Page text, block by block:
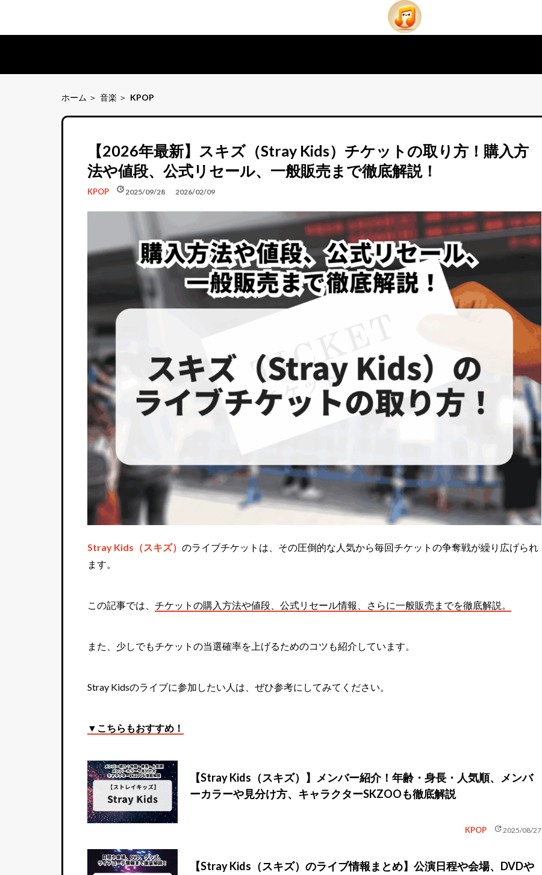
ホーム 音楽 KPOP
【2026年最新】スキズ（Stray Kids）チケットの取り方！購入方
法や値段、公式リセール、一般販売まで徹底解説！
KPOP schedule2025/09/28
update 2026/02/09
Stray Kids（スキズ） のライブチケットは、その圧倒的な人気から毎回チケットの争奪戦が繰り広げられ
ます。
この記事では、 チケットの購入方法や値段、公式リセール情報、さらに一般販売までを徹底解説。
また、少しでもチケットの当選確率を上げるためのコツも紹介しています。
Stray Kidsのライブに参加したい人は、ぜひ参考にしてみてください。
▼こちらもおすすめ！
【Stray Kids（スキズ）】メンバー紹介！年齢・身長・人気順、メンバ
ーカラーや見分け方、キャラクターSKZOOも徹底解説
KPOP update2025/08/27
【Stray Kids（スキズ）のライブ情報まとめ】公演日程や会場、DVDや